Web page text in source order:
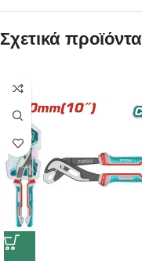
Σχετικά προϊόντα